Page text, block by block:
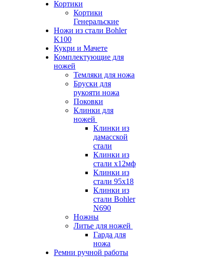
Кортики
Кортики
Генеральские
Ножи из стали Bohler
K100
Кукри и Мачете
Комплектующие для
ножей
Темляки для ножа
Бруски для
рукояти ножа
Поковки
Клинки для
ножей
Клинки из
дамасской
стали
Клинки из
стали х12мф
Клинки из
стали 95х18
Клинки из
стали Bohler
N690
Ножны
Литье для ножей
Гарда для
ножа
Ремни ручной работы